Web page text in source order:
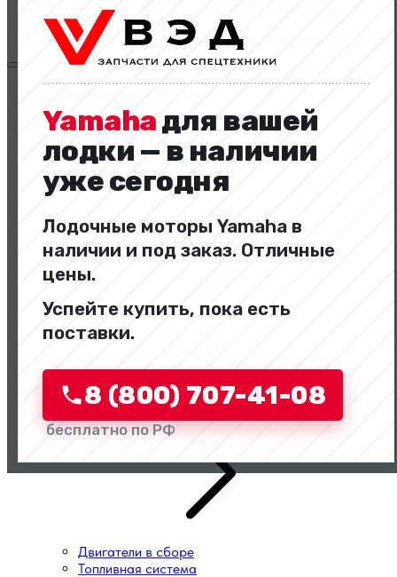
Yamahaдля вашей
лодки — в наличии
уже сегодня
Лодочные моторы Yamaha в
наличии и под заказ. Отличные
цены.
Успейте купить, пока есть
поставки.
8 (800) 707-41-08
бесплатно по РФ
Двигатели и комплектующие
Перейти в категорию
Двигатели в сборе
Топливная система